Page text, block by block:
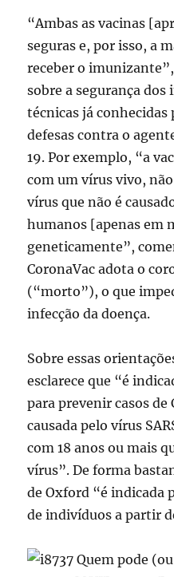
“Ambas as vacinas
seguras e, por isso, a
receber o
sobre a segurança
técnicas já conhecidas
defesas contra o
19. Por exemplo, “a
com um vírus vivo,
vírus que não é
humanos [apenas em
geneticamente”,
CoronaVac adota o
(“morto”), o que
infecção da doença.
Sobre essas
esclarece que “é
para prevenir casos de
causada pelo vírus
com 18 anos ou mais
vírus”. De forma
de Oxford “é indicada
de indivíduos a partir